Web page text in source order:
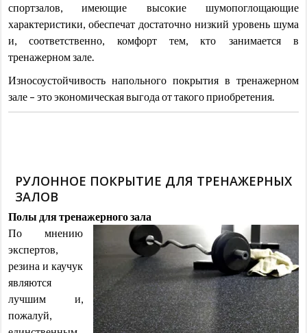
спортзалов, имеющие высокие шумопоглощающие
характеристики, обеспечат достаточно низкий уровень шума
и, соответственно, комфорт тем, кто занимается в
тренажерном зале.
Износоустойчивость напольного покрытия в тренажерном
зале – это экономическая выгода от такого приобретения.
РУЛОННОЕ ПОКРЫТИЕ ДЛЯ ТРЕНАЖЕРНЫХ
ЗАЛОВ
Полы для тренажерного зала
По мнению
экспертов,
резина и каучук
являются
лучшим и,
пожалуй,